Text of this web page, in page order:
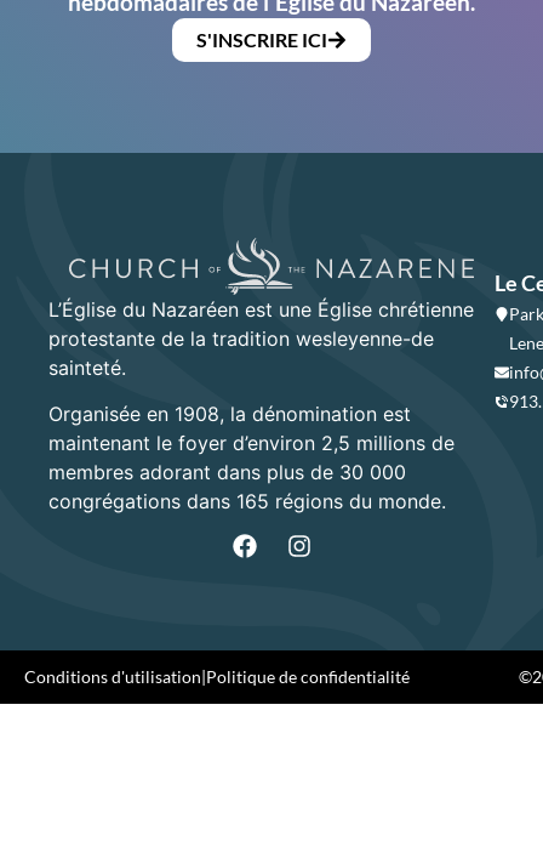
S'INSCRIRE ICI
L’Église du Nazaréen est une Église chrétienne
protestante de la tradition wesleyenne-de
sainteté.
Organisée en 1908, la dénomination est
maintenant le foyer d’environ 2,5 millions de
membres adorant dans plus de 30 000
congrégations dans 165 régions du monde.
Le
Conditions d'utilisation|Politique de confidentialité